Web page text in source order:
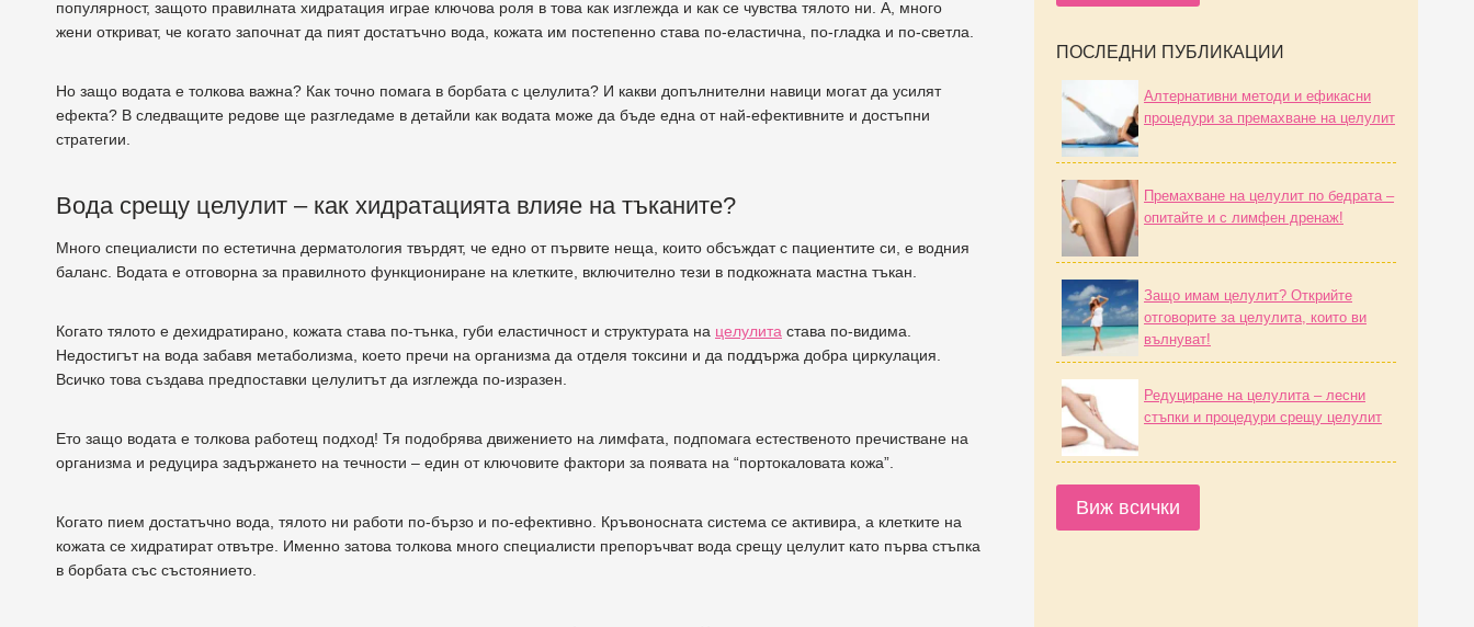
популярност, защото правилната хидратация играе ключова роля в това как изглежда и как се чувства тялото ни. А, много
жени откриват, че когато започнат да пият достатъчно вода, кожата им постепенно става по-еластична, по-гладка и по-светла.
Но защо водата е толкова важна? Как точно помага в борбата с целулита? И какви допълнителни навици могат да усилят
ефекта? В следващите редове ще разгледаме в детайли как водата може да бъде една от най-ефективните и достъпни
стратегии.
Вода срещу целулит – как хидратацията влияе на тъканите?
Много специалисти по естетична дерматология твърдят, че едно от първите неща, които обсъждат с пациентите си, е водния
баланс. Водата е отговорна за правилното функциониране на клетките, включително тези в подкожната мастна тъкан.
Когато тялото е дехидратирано, кожата става по-тънка, губи еластичност и структурата на целулита става по-видима.
Недостигът на вода забавя метаболизма, което пречи на организма да отделя токсини и да поддържа добра циркулация.
Всичко това създава предпоставки целулитът да изглежда по-изразен.
Ето защо водата е толкова работещ подход! Тя подобрява движението на лимфата, подпомага естественото пречистване на
организма и редуцира задържането на течности – един от ключовите фактори за появата на “портокаловата кожа”.
Когато пием достатъчно вода, тялото ни работи по-бързо и по-ефективно. Кръвоносната система се активира, а клетките на
кожата се хидратират отвътре. Именно затова толкова много специалисти препоръчват вода срещу целулит като първа стъпка
в борбата със състоянието.
ПОСЛЕДНИ ПУБЛИКАЦИИ
Алтернативни методи и ефикасни
процедури за премахване на целулит
Премахване на целулит по бедрата –
опитайте и с лимфен дренаж!
Защо имам целулит? Открийте
отговорите за целулита, които ви
вълнуват!
Редуциране на целулита – лесни
стъпки и процедури срещу целулит
Виж всички